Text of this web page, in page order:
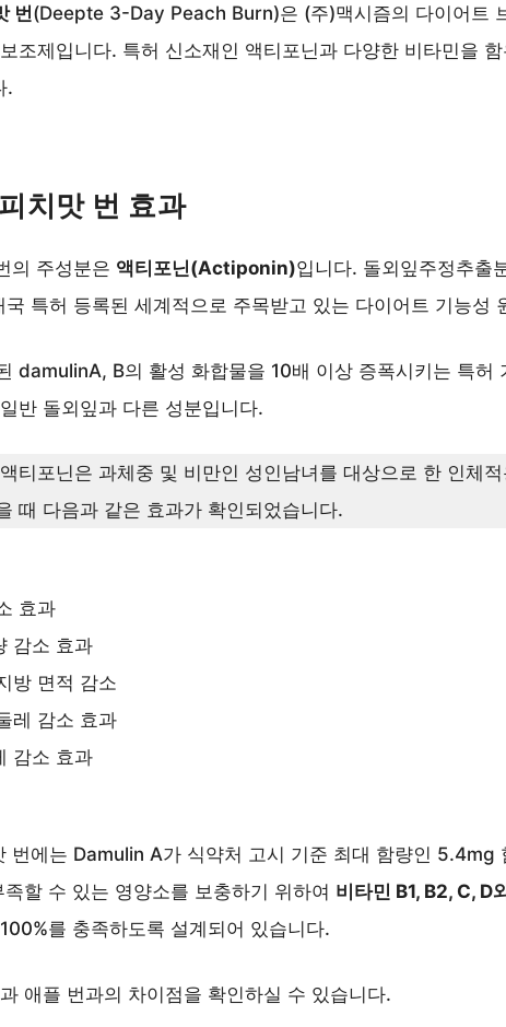
번(Deepte 3-Day Peach Burn)은 (주)맥시즘의 다이어트
조제입니다. 특허 신소재인 액티포닌과 다양한 비타민을
.
치맛 번 효과
의 주성분은 액티포닌(Actiponin)입니다. 돌외잎주정추출
특허 등록된 세계적으로 주목받고 있는 다이어트 기능성
damulinA, B의 활성 화합물을 10배 이상 증폭시키는 특허
반 돌외잎과 다른 성분입니다.
티포닌은 과체중 및 비만인 성인남녀를 대상으로 한 인체적
때 다음과 같은 효과가 확인되었습니다.
효과
감소 효과
방 면적 감소
레 감소 효과
감소 효과
번에는 Damulin A가 식약처 고시 기준 최대 함량인 5.4mg
할 수 있는 영양소를 보충하기 위하여 비타민 B1, B2, C, D
를 충족하도록 설계되어 있습니다.
애플 번과의 차이점을 확인하실 수 있습니다.